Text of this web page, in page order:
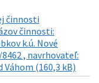
činnosti
činnosti:
k.ú. Nové
, navrhovateľ:
Váhom (160,3 kB)